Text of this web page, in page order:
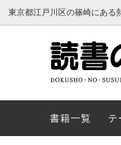
東京都江戸川区の篠崎にある
書籍一覧 テ